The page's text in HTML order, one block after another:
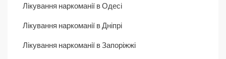
Лікування наркоманії в Одесі
Лікування наркоманії в Дніпрі
Лікування наркоманії в Запоріжжі